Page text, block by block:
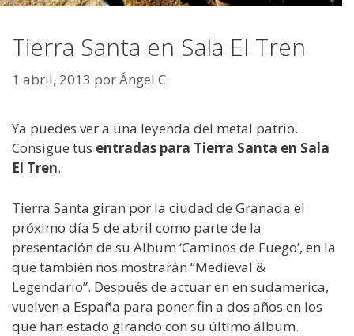
Tierra Santa en Sala El Tren
1 abril, 2013 porÁngel C.
Ya puedes ver a una leyenda del metal patrio.
Consigue tus entradas para Tierra Santa en Sala
El Tren.
Tierra Santa giran por la ciudad de Granada el
próximo día 5 de abril como parte de la
presentación de su Album ‘Caminos de Fuego’, en la
que también nos mostrarán “Medieval &
Legendario”. Después de actuar en en sudamerica,
vuelven a España para poner fin a dos años en los
que han estado girando con su último álbum.